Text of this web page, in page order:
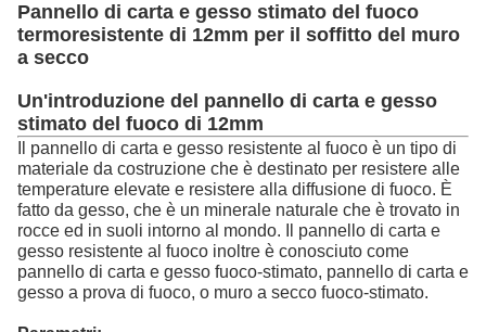
Pannello di carta e gesso stimato del fuoco
termoresistente di 12mm per il soffitto del muro
a secco
Un'introduzione del pannello di carta e gesso
stimato del fuoco di 12mm
Il pannello di carta e gesso resistente al fuoco è un tipo di
materiale da costruzione che è destinato per resistere alle
temperature elevate e resistere alla diffusione di fuoco. È
fatto da gesso, che è un minerale naturale che è trovato in
rocce ed in suoli intorno al mondo. Il pannello di carta e
gesso resistente al fuoco inoltre è conosciuto come
pannello di carta e gesso fuoco-stimato, pannello di carta e
gesso a prova di fuoco, o muro a secco fuoco-stimato.